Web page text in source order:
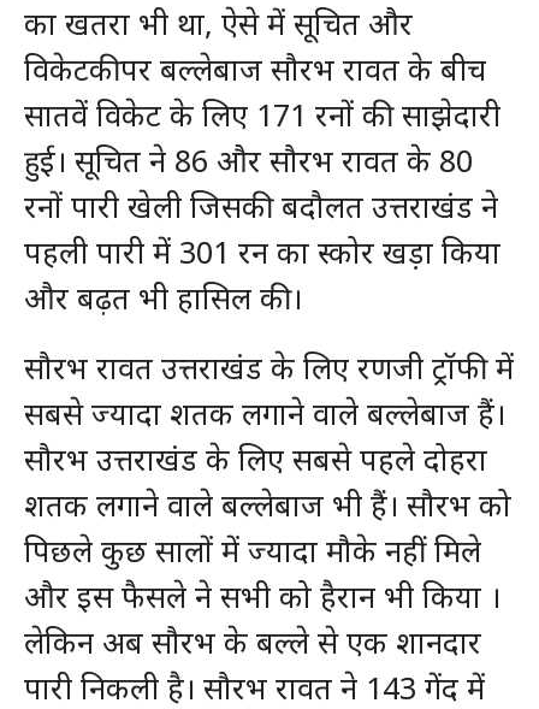
का खतरा भी था, ऐसे में सूचित और
विकेटकीपर बल्लेबाज सौरभ रावत के बीच
सातवें विकेट के लिए 171 रनों की साझेदारी
हुई। सूचित ने 86 और सौरभ रावत के 80
रनों पारी खेली जिसकी बदौलत उत्तराखंड ने
पहली पारी में 301 रन का स्कोर खड़ा किया
और बढ़त भी हासिल की।
सौरभ रावत उत्तराखंड के लिए रणजी ट्रॉफी में
सबसे ज्यादा शतक लगाने वाले बल्लेबाज हैं।
सौरभ उत्तराखंड के लिए सबसे पहले दोहरा
शतक लगाने वाले बल्लेबाज भी हैं। सौरभ को
पिछले कुछ सालों में ज्यादा मौके नहीं मिले
और इस फैसले ने सभी को हैरान भी किया ।
लेकिन अब सौरभ के बल्ले से एक शानदार
पारी निकली है। सौरभ रावत ने 143 गेंद में